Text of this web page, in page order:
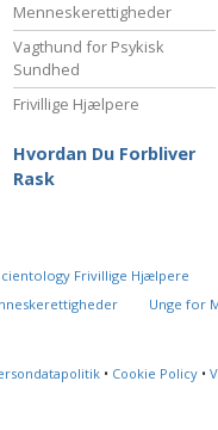
Menneske­rettigheder
Vagthund for Psykisk
Sundhed
Frivillige Hjælpere
Hvordan Du Forbliver
Rask
Frivillige Hjælpere
Unge for
• Cookie Policy •